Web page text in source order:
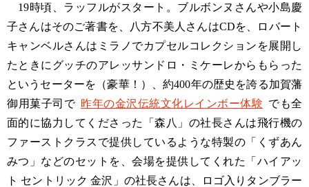
19時頃、ラッフルがスタート。ブルボンヌさんや小島慶
子さんはそのご著書を、八方不美人さんはCDを、ロバート
キャンベルさんはミラノでカプセルコレクションを展開し
たときにグッチのアレッサンドロ・ミケーレからもらった
というセーターを（豪華！）、約400年の歴史を誇る加賀藩
御用菓子司で 昨年の金沢伝統文化レインボー体験 でも全
面的に協力してくださった「森八」の社長さんは飛行機の
ファーストクラスで提供しているような特製の「くずあん
みつ」などのセットを、会場を提供してくれた「ハイアッ
ト セントリック 金沢」の社長さんは、ロゴ入りタンブラー